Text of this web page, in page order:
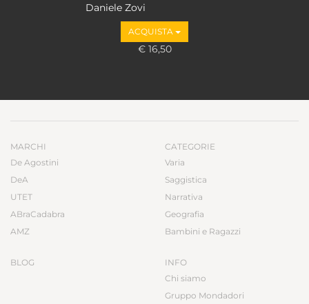
Daniele Zovi
ACQUISTA
€ 16,50
MARCHI
De Agostini
DeA
UTET
ABraCadabra
AMZ
BLOG
CATEGORIE
Varia
Saggistica
Narrativa
Geografia
Bambini e Ragazzi
INFO
Chi siamo
Gruppo Mondadori